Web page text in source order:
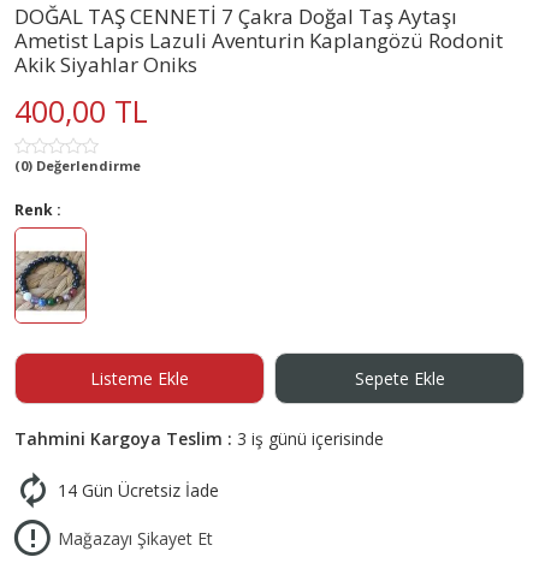
DOĞAL TAŞ CENNETİ 7 Çakra Doğal Taş Aytaşı
Ametist Lapis Lazuli Aventurin Kaplangözü Rodonit
Akik Siyahlar Oniks
400,00 TL
(0) Değerlendirme
Renk :
Listeme Ekle Sepete Ekle
Tahmini Kargoya Teslim : 3 iş günü içerisinde
14 Gün Ücretsiz İade
Mağazayı Şikayet Et